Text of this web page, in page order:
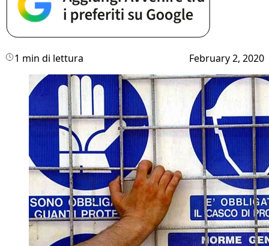
1 min di lettura February 2, 2020